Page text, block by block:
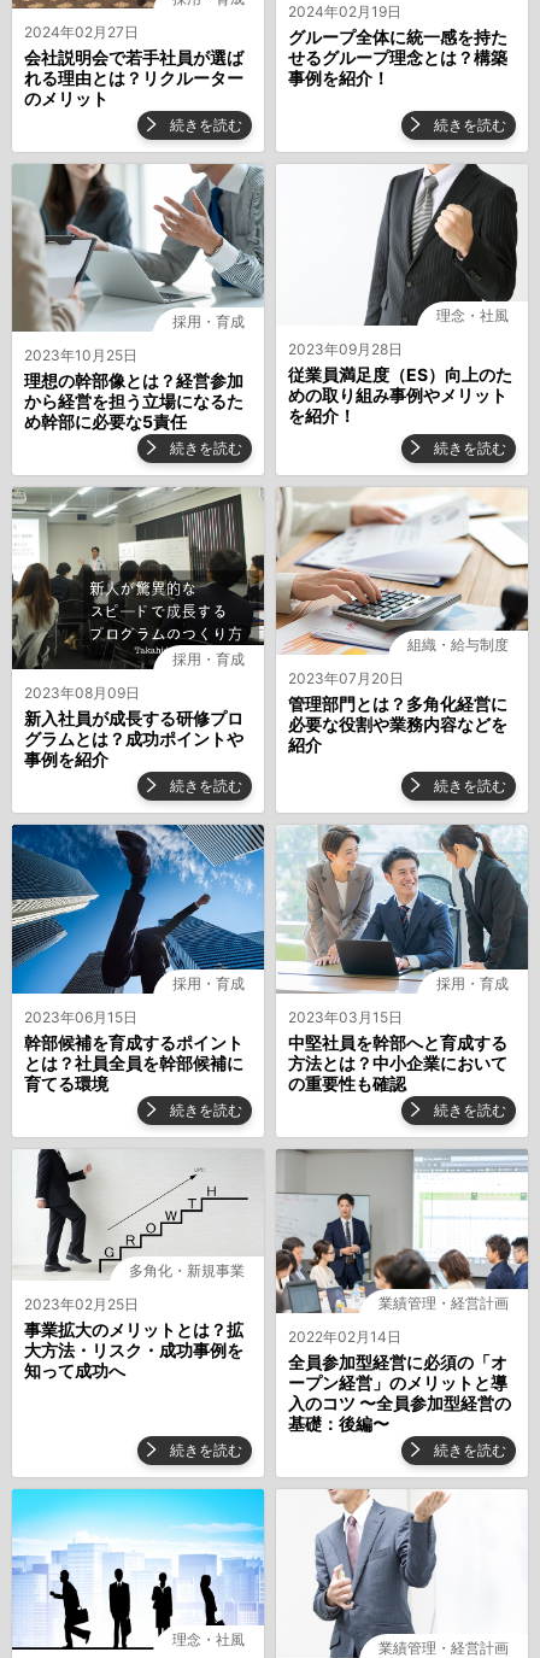
2024年02月27日
会社説明会で若手社員が選ば
れる理由とは？リクルーター
のメリット
続きを読む
2024年02月19日
グループ全体に統一感を持た
せるグループ理念とは？構築
事例を紹介！
続きを読む
2023年10月25日
採用・育成
理想の幹部像とは？経営参加
から経営を担う立場になるた
め幹部に必要な5責任
続きを読む
2023年09月28日
理念・社風
従業員満足度（ES）向上のた
めの取り組み事例やメリット
を紹介！
続きを読む
2023年08月09日
採用・育成
新入社員が成長する研修プロ
グラムとは？成功ポイントや
事例を紹介
続きを読む
2023年07月20日
組織・給与制度
管理部門とは？多角化経営に
必要な役割や業務内容などを
紹介
続きを読む
2023年06月15日
採用・育成
幹部候補を育成するポイント
とは？社員全員を幹部候補に
育てる環境
続きを読む
2023年03月15日
採用・育成
中堅社員を幹部へと育成する
方法とは？中小企業において
の重要性も確認
続きを読む
2023年02月25日
多角化・新規事業
事業拡大のメリットとは？拡
大方法・リスク・成功事例を
知って成功へ
続きを読む
2022年02月14日
業績管理・経営計画
全員参加型経営に必須の「オ
ープン経営」のメリットと導
入のコツ 〜全員参加型経営の
基礎：後編〜
続きを読む
理念・社風 業績管理・経営計画